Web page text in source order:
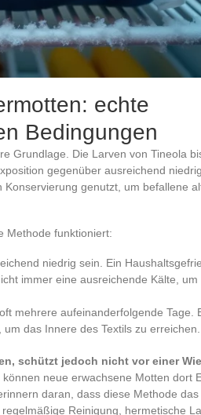
echte
Bedingungen
Grundlage. Die Larven von Tineola
gegenüber ausreichend
genutzt, um befallene
Methode funktioniert:
niedrig sein. Ein
immer eine ausreichende Kälte, um
mehrere aufeinanderfolgende Tage.
das Innere des Textils zu erreichen.
schützt jedoch nicht vor einer
neue erwachsene Motten dort
daran, dass diese Methode
Reinigung, hermetische